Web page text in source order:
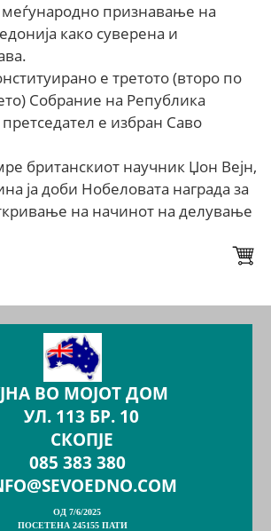
меѓународно признавање на
како суверена и
е третото (второ по
Собрание на Република
е избран Саво
британскиот научник Џон Вејн,
ја доби Нобеловата награда за
на начинот на делување
ВО МОЈОТ ДОМ
УЛ. 113 БР. 10
СКОПЈЕ
085 383 380
ОД 7/6/2025
ПОСЕТЕНА 245155 ПАТИ